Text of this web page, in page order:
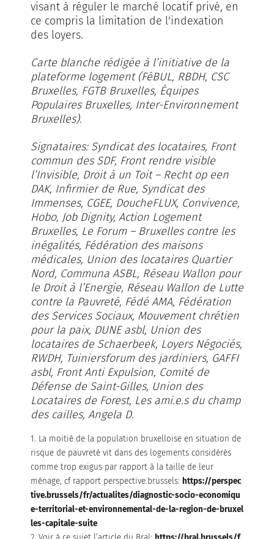
visant à réguler le marché locatif privé, en
ce compris la limitation de l'indexation
des loyers.
Carte blanche rédigée à l’initiative de la
plateforme logement (FéBUL, RBDH, CSC
Bruxelles, FGTB Bruxelles, Équipes
Populaires Bruxelles, Inter-Environnement
Bruxelles).
Signataires: Syndicat des locataires, Front
commun des SDF, Front rendre visible
l’Invisible, Droit à un Toit – Recht op een
DAK, Infirmier de Rue, Syndicat des
Immenses, CGEE, DoucheFLUX, Convivence,
Hobo, Job Dignity, Action Logement
Bruxelles, Le Forum – Bruxelles contre les
inégalités, Fédération des maisons
médicales, Union des locataires Quartier
Nord, Communa ASBL, Réseau Wallon pour
le Droit à l’Energie, Réseau Wallon de Lutte
contre la Pauvreté, Fédé AMA, Fédération
des Services Sociaux, Mouvement chrétien
pour la paix, DUNE asbl, Union des
locataires de Schaerbeek, Loyers Négociés,
RWDH, Tuiniersforum des jardiniers, GAFFI
asbl, Front Anti Expulsion, Comité de
Défense de Saint-Gilles, Union des
Locataires de Forest, Les ami.e.s du champ
des cailles, Angela D.
1. La moitié de la population bruxelloise en situation de
risque de pauvreté vit dans des logements considérés
comme trop exigus par rapport à la taille de leur
ménage, cf rapport perspective.brussels: https://perspec
tive.brussels/fr/actualites/diagnostic-socio-economiqu
e-territorial-et-environnemental-de-la-region-de-bruxel
les-capitale-suite